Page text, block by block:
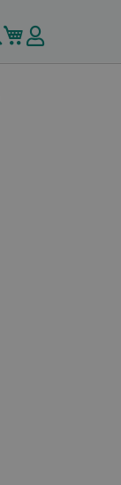
Buscar
Mi carrito